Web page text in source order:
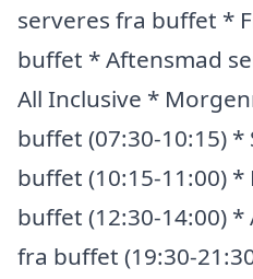
serveres fra buffet *
buffet * Aftensmad
All Inclusive *
buffet (07:30-10:15)
buffet (10:15-11:00)
buffet (12:30-14:00)
fra buffet (19:30-